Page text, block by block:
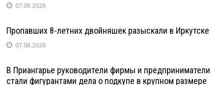
07.08.2026
Пропавших 8-летних двойняшек разыскали в Иркутске
07.08.2026
В Приангарье руководители фирмы и предприниматели
стали фигурантами дела о подкупе в крупном размере